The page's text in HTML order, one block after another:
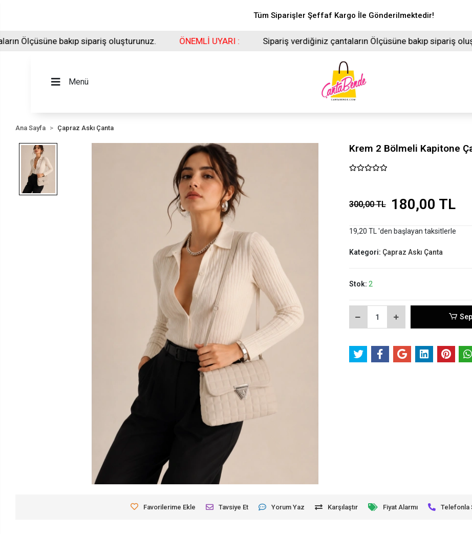
Tüm Siparişler Şeffaf Kargo İle Gönderilmektedir!
sipariş oluşturunuz. ÖNEMLİ UYARI : Sipariş verdiğiniz çantaların Ölçüsüne bakıp sipariş oluşturunuz.
Menü
Ana Sayfa Çapraz Askı Çanta
Krem 2 Bölmeli Kapitone
300,00 TL 180,00 TL
19,20 TL 'den başlayan taksitlerle
Kategori: Çapraz Askı Çanta
Stok: 2
Favorilerime Ekle Tavsiye Et Yorum Yaz Karşılaştır Fiyat Alarmı Telefonla